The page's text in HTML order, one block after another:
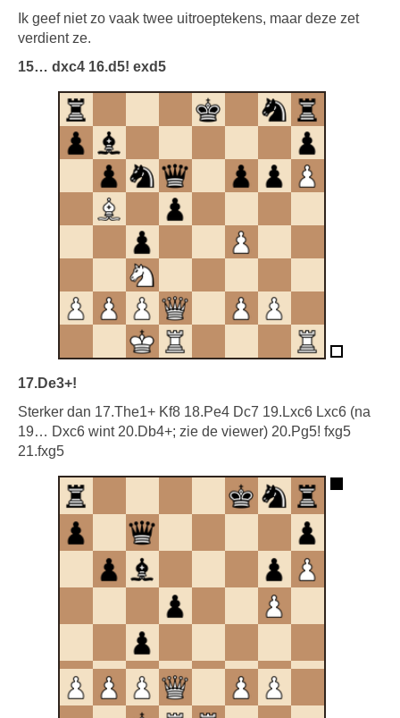
Ik geef niet zo vaak twee uitroeptekens, maar deze zet
verdient ze.
15… dxc4 16.d5! exd5
17.De3+!
Sterker dan 17.The1+ Kf8 18.Pe4 Dc7 19.Lxc6 Lxc6 (na
19… Dxc6 wint 20.Db4+; zie de viewer) 20.Pg5! fxg5
21.fxg5